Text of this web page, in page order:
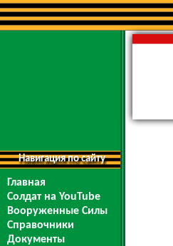
Навигация по сайту
Главная
Солдат на YouTube
Вооруженные Силы
Справочники
Документы